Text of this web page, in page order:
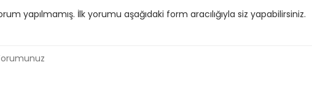
yapılmamış. İlk yorumu aşağıdaki form aracılığıyla siz yapabilirsiniz.